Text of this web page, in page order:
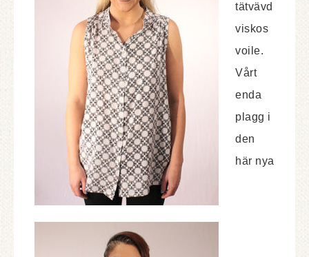
tätvävd
viskos
voile.
Vårt
enda
plagg i
den
här nya